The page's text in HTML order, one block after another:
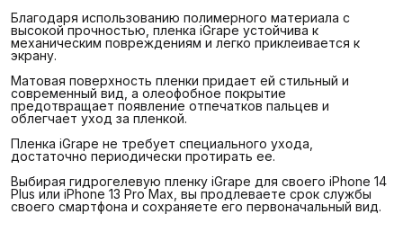
Благодаря использованию полимерного материала с
высокой прочностью, пленка iGrape устойчива к
механическим повреждениям и легко приклеивается к
экрану.
Матовая поверхность пленки придает ей стильный и
современный вид, а олеофобное покрытие
предотвращает появление отпечатков пальцев и
облегчает уход за пленкой.
Пленка iGrape не требует специального ухода,
достаточно периодически протирать ее.
Выбирая гидрогелевую пленку iGrape для своего iPhone 14
Plus или iPhone 13 Pro Max, вы продлеваете срок службы
своего смартфона и сохраняете его первоначальный вид.